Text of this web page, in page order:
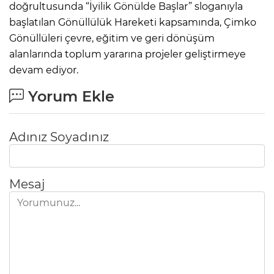
doğrultusunda “İyilik Gönülde Başlar” sloganıyla
başlatılan Gönüllülük Hareketi kapsamında, Çimko
Gönüllüleri çevre, eğitim ve geri dönüşüm
alanlarında toplum yararına projeler geliştirmeye
devam ediyor.
Yorum Ekle
Adınız Soyadınız
Mesaj